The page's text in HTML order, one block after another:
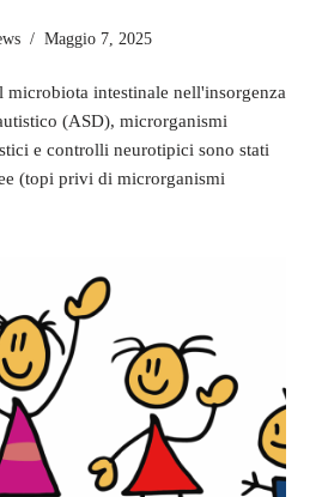
Maggio 7, 2025
microbiota intestinale nell'insorgenza
(ASD), microrganismi
e controlli neurotipici sono stati
(topi privi di microrganismi